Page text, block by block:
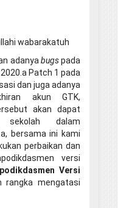
wabarakatuh
adanyabugspada
Patch 1 pada
dan juga adanya
akun GTK,
akan dapat
sekolah dalam
bersama ini kami
perbaikan dan
versi
Versi
rangka mengatasi